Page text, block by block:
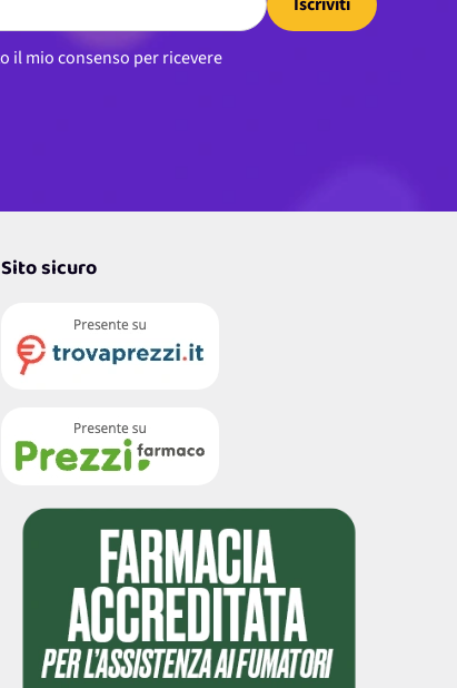
Sito sicuro
4,7/5
122.131